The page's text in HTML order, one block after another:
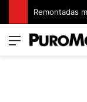
Menú